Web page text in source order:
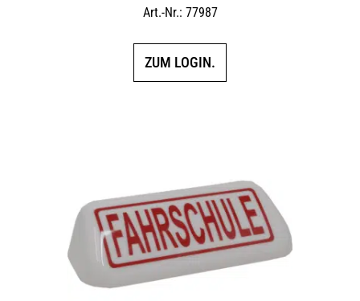
Art.-Nr.: 77987
ZUM LOGIN.